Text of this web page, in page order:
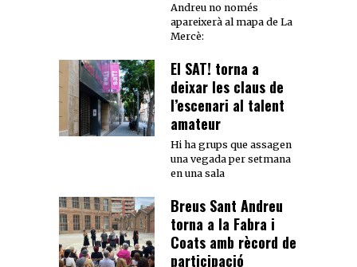
Andreu no només
apareixerà al mapa de La
Mercè:
El SAT! torna a
deixar les claus de
l’escenari al talent
amateur
Hi ha grups que assagen
una vegada per setmana
en una sala
Breus Sant Andreu
torna a la Fabra i
Coats amb rècord de
participació